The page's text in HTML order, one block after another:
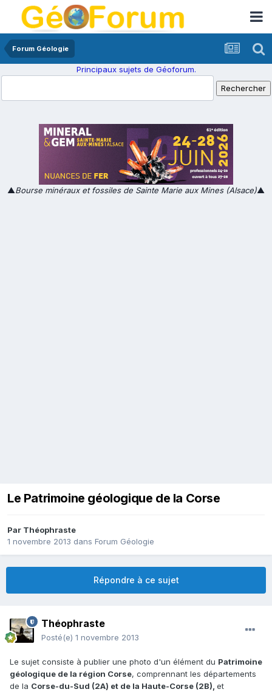
Forum Géologie
Principaux sujets de Géoforum.
▲Bourse minéraux et fossiles de Sainte Marie aux Mines (Alsace)▲
Le Patrimoine géologique de la Corse
Par Théophraste
1 novembre 2013 dans Forum Géologie
Répondre à ce sujet
Théophraste
Posté(e) 1 novembre 2013
Le sujet consiste à publier une photo d'un élément du Patrimoine
géologique de la région Corse, comprennant les départements
de la Corse-du-Sud (2A) et de la Haute-Corse (2B), et